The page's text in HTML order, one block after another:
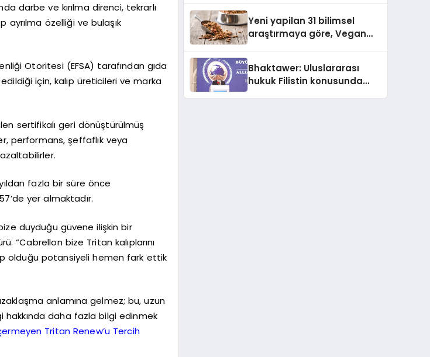
darbe ve kırılma direnci, tekrarlı
ayrılma özelliği ve bulaşık
Otoritesi (EFSA) tarafından gıda
için, kalıp üreticileri ve marka
sertifikalı geri dönüştürülmüş
performans, şeffaflık veya
fazla bir süre önce
yer almaktadır.
duyduğu güvene ilişkin bir
“Cabrellon bize Tritan kalıplarını
olduğu potansiyeli hemen fark ettik
anlamına gelmez; bu, uzun
hakkında daha fazla bilgi edinmek
Tritan Renew’u Tercih
Yeni yapilan 31 bilimsel
araştırmaya göre, Vegan
Sindirildiğini Ortaya Koydu
Bhaktawer: Uluslararası
hukuk Filistin konusunda